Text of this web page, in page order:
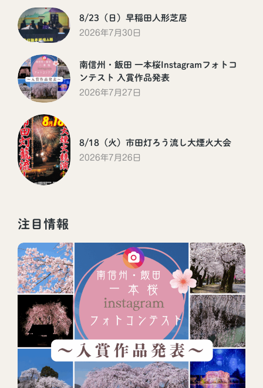
8/23（日）早稲田人形芝居
2026年7月30日
南信州・飯田 一本桜Instagramフォトコ
ンテスト 入賞作品発表
2026年7月27日
8/18（火）市田灯ろう流し大煙火大会
2026年7月26日
注目情報